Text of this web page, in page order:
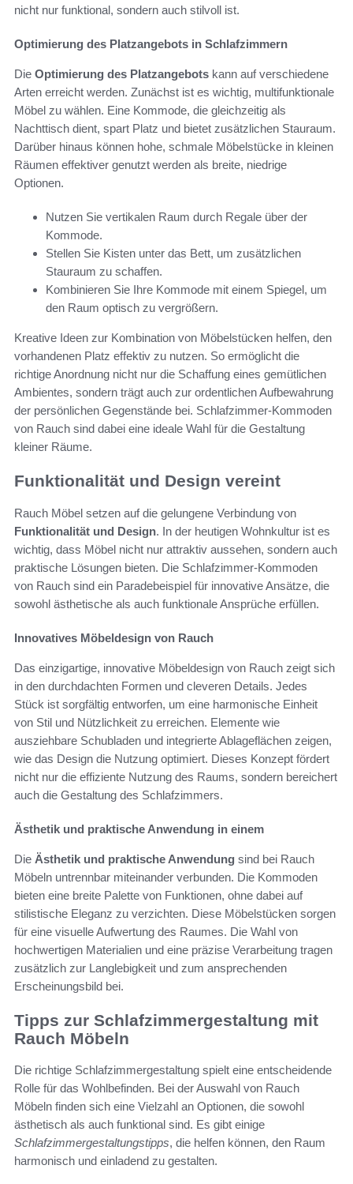
nicht nur funktional, sondern auch stilvoll ist.
Optimierung des Platzangebots in Schlafzimmern
Die Optimierung des Platzangebots kann auf verschiedene
Arten erreicht werden. Zunächst ist es wichtig, multifunktionale
Möbel zu wählen. Eine Kommode, die gleichzeitig als
Nachttisch dient, spart Platz und bietet zusätzlichen Stauraum.
Darüber hinaus können hohe, schmale Möbelstücke in kleinen
Räumen effektiver genutzt werden als breite, niedrige
Optionen.
Nutzen Sie vertikalen Raum durch Regale über der
Kommode.
Stellen Sie Kisten unter das Bett, um zusätzlichen
Stauraum zu schaffen.
Kombinieren Sie Ihre Kommode mit einem Spiegel, um
den Raum optisch zu vergrößern.
Kreative Ideen zur Kombination von Möbelstücken helfen, den
vorhandenen Platz effektiv zu nutzen. So ermöglicht die
richtige Anordnung nicht nur die Schaffung eines gemütlichen
Ambientes, sondern trägt auch zur ordentlichen Aufbewahrung
der persönlichen Gegenstände bei. Schlafzimmer-Kommoden
von Rauch sind dabei eine ideale Wahl für die Gestaltung
kleiner Räume.
Funktionalität und Design vereint
Rauch Möbel setzen auf die gelungene Verbindung von
Funktionalität und Design. In der heutigen Wohnkultur ist es
wichtig, dass Möbel nicht nur attraktiv aussehen, sondern auch
praktische Lösungen bieten. Die Schlafzimmer-Kommoden
von Rauch sind ein Paradebeispiel für innovative Ansätze, die
sowohl ästhetische als auch funktionale Ansprüche erfüllen.
Innovatives Möbeldesign von Rauch
Das einzigartige, innovative Möbeldesign von Rauch zeigt sich
in den durchdachten Formen und cleveren Details. Jedes
Stück ist sorgfältig entworfen, um eine harmonische Einheit
von Stil und Nützlichkeit zu erreichen. Elemente wie
ausziehbare Schubladen und integrierte Ablageflächen zeigen,
wie das Design die Nutzung optimiert. Dieses Konzept fördert
nicht nur die effiziente Nutzung des Raums, sondern bereichert
auch die Gestaltung des Schlafzimmers.
Ästhetik und praktische Anwendung in einem
Die Ästhetik und praktische Anwendung sind bei Rauch
Möbeln untrennbar miteinander verbunden. Die Kommoden
bieten eine breite Palette von Funktionen, ohne dabei auf
stilistische Eleganz zu verzichten. Diese Möbelstücken sorgen
für eine visuelle Aufwertung des Raumes. Die Wahl von
hochwertigen Materialien und eine präzise Verarbeitung tragen
zusätzlich zur Langlebigkeit und zum ansprechenden
Erscheinungsbild bei.
Tipps zur Schlafzimmergestaltung mit
Rauch Möbeln
Die richtige Schlafzimmergestaltung spielt eine entscheidende
Rolle für das Wohlbefinden. Bei der Auswahl von Rauch
Möbeln finden sich eine Vielzahl an Optionen, die sowohl
ästhetisch als auch funktional sind. Es gibt einige
Schlafzimmergestaltungstipps, die helfen können, den Raum
harmonisch und einladend zu gestalten.